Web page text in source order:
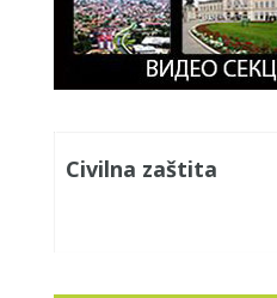
Civilna zaštita